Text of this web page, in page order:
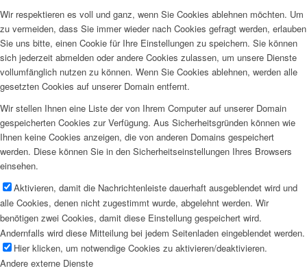
Wir respektieren es voll und ganz, wenn Sie Cookies ablehnen möchten. Um
zu vermeiden, dass Sie immer wieder nach Cookies gefragt werden, erlauben
Sie uns bitte, einen Cookie für Ihre Einstellungen zu speichern. Sie können
sich jederzeit abmelden oder andere Cookies zulassen, um unsere Dienste
vollumfänglich nutzen zu können. Wenn Sie Cookies ablehnen, werden alle
gesetzten Cookies auf unserer Domain entfernt.
Wir stellen Ihnen eine Liste der von Ihrem Computer auf unserer Domain
gespeicherten Cookies zur Verfügung. Aus Sicherheitsgründen können wie
Ihnen keine Cookies anzeigen, die von anderen Domains gespeichert
werden. Diese können Sie in den Sicherheitseinstellungen Ihres Browsers
einsehen.
Aktivieren, damit die Nachrichtenleiste dauerhaft ausgeblendet wird und
alle Cookies, denen nicht zugestimmt wurde, abgelehnt werden. Wir
benötigen zwei Cookies, damit diese Einstellung gespeichert wird.
Andernfalls wird diese Mitteilung bei jedem Seitenladen eingeblendet werden.
Hier klicken, um notwendige Cookies zu aktivieren/deaktivieren.
Andere externe Dienste